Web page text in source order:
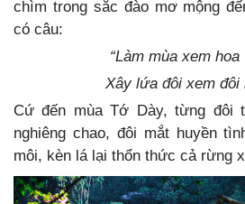
chìm trong sắc đào mơ mộng
có câu:
“Làm mùa xem
Xây lứa đôi xem đôi
Cứ đến mùa Tớ Dày, từng đôi
nghiêng chao, đôi mắt huyền
môi, kèn lá lại thổn thức cả rừng